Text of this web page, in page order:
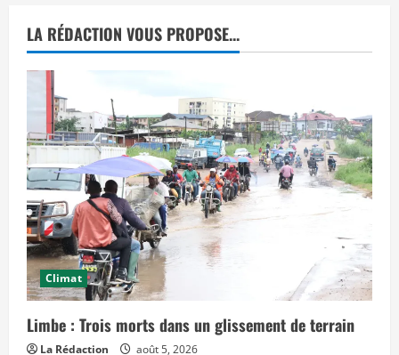
s
i
o
u
s
t
i
c
e
p
r
o
n
o
n
c
é
e
a
j
o
u
LA RÉDACTION VOUS PROPOSE...
Climat
Limbe : Trois morts dans un glissement de terrain
La Rédaction août 5, 2026